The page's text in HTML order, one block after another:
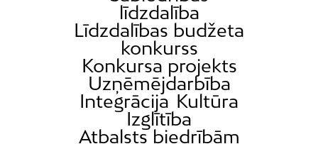
līdzdalība
Līdzdalības budžeta
konkurss
Konkursa projekts
Uzņēmējdarbība
Integrācija Kultūra
Izglītība
Atbalsts biedrībām